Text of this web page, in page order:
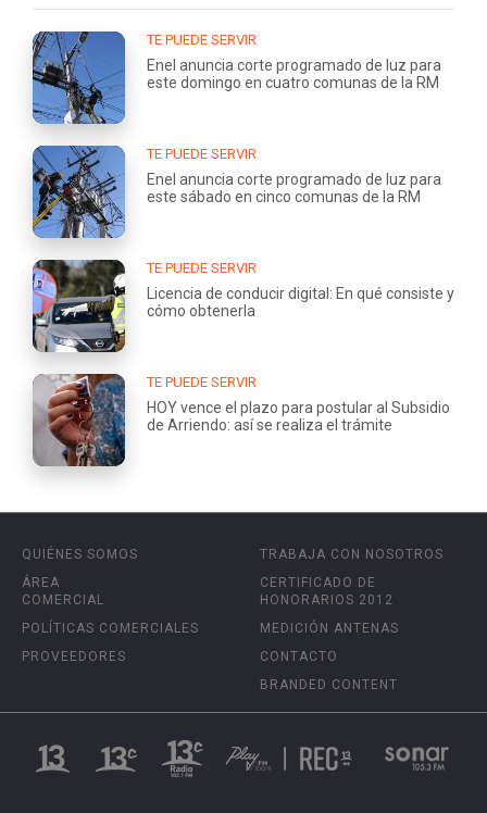
TE PUEDE SERVIR
Enel anuncia corte programado de luz para
este domingo en cuatro comunas de la RM
TE PUEDE SERVIR
Enel anuncia corte programado de luz para
este sábado en cinco comunas de la RM
TE PUEDE SERVIR
Licencia de conducir digital: En qué consiste y
cómo obtenerla
TE PUEDE SERVIR
HOY vence el plazo para postular al Subsidio
de Arriendo: así se realiza el trámite
QUIÉNES SOMOS
ÁREA
COMERCIAL
POLÍTICAS COMERCIALES
PROVEEDORES
TRABAJA CON NOSOTROS
CERTIFICADO DE
HONORARIOS 2012
MEDICIÓN ANTENAS
CONTACTO
BRANDED CONTENT